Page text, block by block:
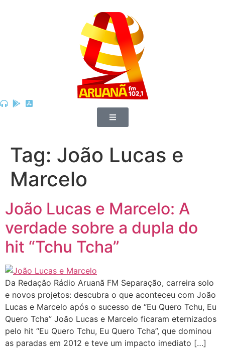
Tag: João Lucas e
Marcelo
João Lucas e Marcelo: A
verdade sobre a dupla do
hit “Tchu Tcha”
Da Redação Rádio Aruanã FM Separação, carreira solo
e novos projetos: descubra o que aconteceu com João
Lucas e Marcelo após o sucesso de “Eu Quero Tchu, Eu
Quero Tcha” João Lucas e Marcelo ficaram eternizados
pelo hit “Eu Quero Tchu, Eu Quero Tcha”, que dominou
as paradas em 2012 e teve um impacto imediato […]